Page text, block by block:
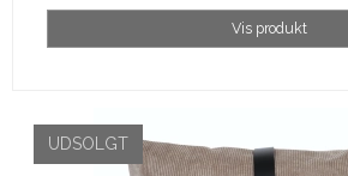
Vis produkt
UDSOLGT